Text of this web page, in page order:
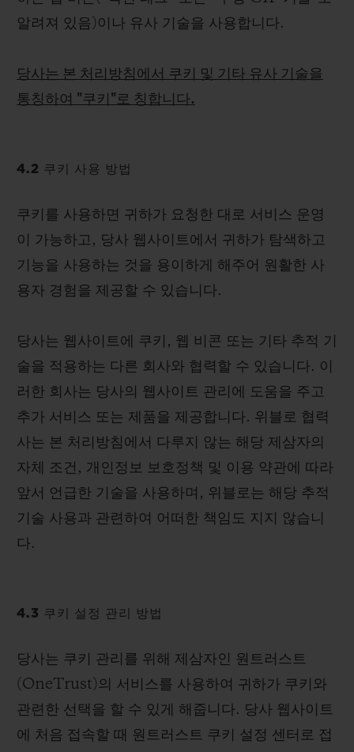
알려져 있음)이나 유사 기술을 사용합니다.
당사는 본 처리방침에서 쿠키 및 기타 유사 기술을
통칭하여 "쿠키"로 칭합니다.
4.2 쿠키 사용 방법
쿠키를 사용하면 귀하가 요청한 대로 서비스 운영
이 가능하고, 당사 웹사이트에서 귀하가 탐색하고
기능을 사용하는 것을 용이하게 해주어 원활한 사
용자 경험을 제공할 수 있습니다.
당사는 웹사이트에 쿠키, 웹 비콘 또는 기타 추적 기
술을 적용하는 다른 회사와 협력할 수 있습니다. 이
러한 회사는 당사의 웹사이트 관리에 도움을 주고
추가 서비스 또는 제품을 제공합니다. 위블로 협력
사는 본 처리방침에서 다루지 않는 해당 제삼자의
자체 조건, 개인정보 보호정책 및 이용 약관에 따라
앞서 언급한 기술을 사용하며, 위블로는 해당 추적
기술 사용과 관련하여 어떠한 책임도 지지 않습니
다.
4.3 쿠키 설정 관리 방법
당사는 쿠키 관리를 위해 제삼자인 원트러스트
(OneTrust)의 서비스를 사용하여 귀하가 쿠키와
관련한 선택을 할 수 있게 해줍니다. 당사 웹사이트
에 처음 접속할 때 원트러스트 쿠키 설정 센터로 접